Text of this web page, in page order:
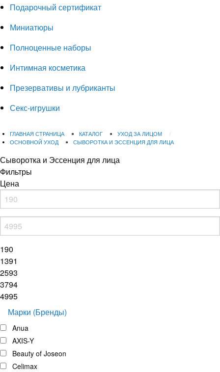
Подарочный сертификат
Миниатюры
Полноценные наборы
Интимная косметика
Презервативы и лубриканты
Секс-игрушки
ГЛАВНАЯ СТРАНИЦА КАТАЛОГ
УХОД ЗА ЛИЦОМ
ОСНОВНОЙ УХОД
СЫВОРОТКА И ЭССЕНЦИЯ ДЛЯ ЛИЦА
Сыворотка и Эссенция для лица
Фильтры
Цена
190
1391
2593
3794
4995
Марки (Бренды)
Anua
AXIS-Y
Beauty of Joseon
Celimax